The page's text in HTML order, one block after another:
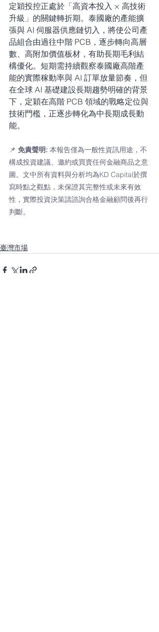
定穎投控正處於「高資本投入 × 高技術
升級」的關鍵轉折期。泰國廠的產能擴
張與 AI 伺服器供應鏈切入，將使公司產
品組合由過往中階 PCB，逐步轉向高層
數、高附加價值板材，有助長期毛利結
構優化。短期需持續觀察泰國廠高階產
能的實際稼動率與 AI 訂單放量節奏，但
在全球 AI 基礎建設長期趨勢明確的背景
下，定穎在高階 PCB 領域的戰略定位與
技術門檻，正逐步轉化為中長期成長動
能。
📌 免責聲明: 本報告僅為一般性資訊用途，不
構成投資建議、邀約或買賣任何金融商品之意
圖。文中所有資料與分析均為KD Capital於撰
寫時點之觀點，未保證其完整性或未來有效
性，實際投資決策請諮詢合格金融顧問後再行
判斷。
臺灣市場